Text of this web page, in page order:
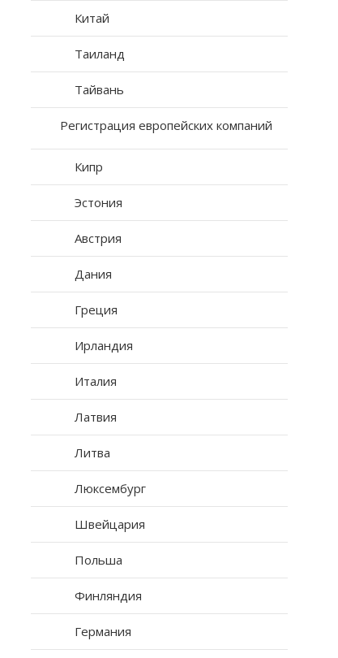
Китай
Таиланд
Тайвань
Регистрация европейских компаний
Кипр
Эстония
Австрия
Дания
Греция
Ирландия
Италия
Латвия
Литва
Люксембург
Швейцария
Польша
Финляндия
Германия